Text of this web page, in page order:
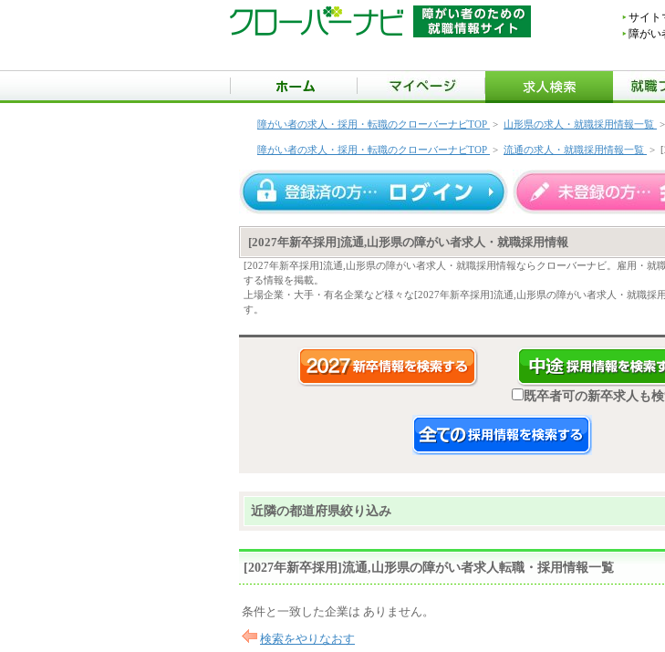
サイト
障がい
障がい者の求人・採用・転職のクローバーナビTOP > 山形県の求人・就職採用情報一覧 >
障がい者の求人・採用・転職のクローバーナビTOP > 流通の求人・就職採用情報一覧 >
[2027年新卒採用]流通,山形県の障がい者求人・就職採用情報
[2027年新卒採用]流通,山形県の障がい者求人・就職採用情報ならクローバーナビ。雇用・就
する情報を掲載。
上場企業・大手・有名企業など様々な[2027年新卒採用]流通,山形県の障がい者求人・就職採
す。
既卒者可の新卒求人も
近隣の都道府県絞り込み
[2027年新卒採用]流通,山形県の障がい者求人転職・採用情報一覧
条件と一致した企業は ありません。
検索をやりなおす